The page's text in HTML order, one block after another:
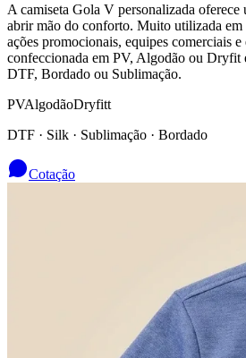
A camiseta Gola V personalizada oferece
abrir mão do conforto. Muito utilizada em
ações promocionais, equipes comerciais e
confeccionada em PV, Algodão ou Dryfit
DTF, Bordado ou Sublimação.
PVAlgodãoDryfitt
DTF · Silk · Sublimação · Bordado
Cotação